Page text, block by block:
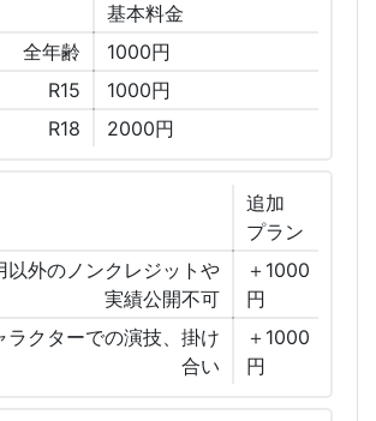
基本料金
全年齢
1000円
R15
1000円
R18
2000円
追加
プラン
以外のノンクレジットや
実績公開不可
＋1000
円
ラクターでの演技、掛け
合い
＋1000
円